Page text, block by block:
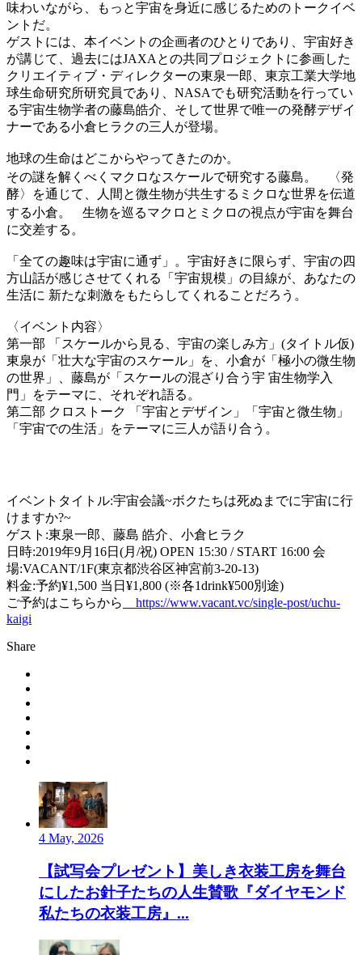
味わいながら、もっと宇宙を身近に感じるためのトークイベ
ントだ。
ゲストには、本イベントの企画者のひとりであり、宇宙好き
が講じて、過去にはJAXAとの共同プロジェクトに参画した
クリエイティブ・ディレクターの東泉一郎、東京工業大学地
球生命研究所研究員であり、NASAでも研究活動を行ってい
る宇宙生物学者の藤島皓介、そして世界で唯一の発酵デザイ
ナーである小倉ヒラクの三人が登場。
地球の生命はどこからやってきたのか。
その謎を解くべくマクロなスケールで研究する藤島。 〈発
酵〉を通じて、人間と微生物が共生するミクロな世界を伝道
する小倉。 生物を巡るマクロとミクロの視点が宇宙を舞台
に交差する。
「全ての趣味は宇宙に通ず」。宇宙好きに限らず、宇宙の四
方山話が感じさせてくれる「宇宙規模」の目線が、あなたの
生活に 新たな刺激をもたらしてくれることだろう。
〈イベント内容〉
第一部 「スケールから見る、宇宙の楽しみ方」(タイトル仮)
東泉が「壮大な宇宙のスケール」を、小倉が「極小の微生物
の世界」、藤島が「スケールの混ざり合う宇 宙生物学入
門」をテーマに、それぞれ語る。
第二部 クロストーク 「宇宙とデザイン」「宇宙と微生物」
「宇宙での生活」をテーマに三人が語り合う。
イベントタイトル:宇宙会議~ボクたちは死ぬまでに宇宙に行
けますか?~
ゲスト:東泉一郎、藤島 皓介、小倉ヒラク
日時:2019年9月16日(月/祝) OPEN 15:30 / START 16:00 会
場:VACANT/1F(東京都渋谷区神宮前3-20-13)
料金:予約¥1,500 当日¥1,800 (※各1drink¥500別途)
ご予約はこちらから
https://www.vacant.vc/single-post/uchu-
kaigi
Share
4 May, 2026
【試写会プレゼント】美しき衣装工房を舞台
にしたお針子たちの人生賛歌『ダイヤモンド
私たちの衣装工房』...